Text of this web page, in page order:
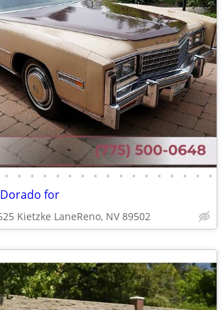
• • • • • • • • • • • • • • • • •
Dorado for
Kietzke LaneReno, NV 89502